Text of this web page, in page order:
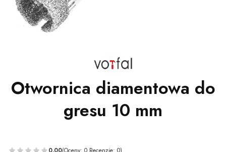
Otwornica diamentowa do
gresu 10 mm